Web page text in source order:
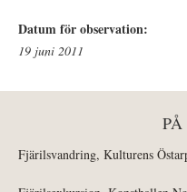
Datum för observation:
19 juni 2011
Fjärilsvandring, Kulturens